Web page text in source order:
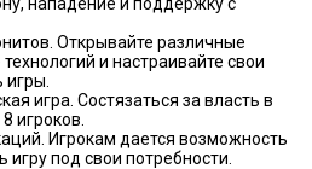
Открывайте различные
и настраивайте свои
игра. Состязаться за власть в
игроков.
Игрокам дается возможность
игру под свои потребности.